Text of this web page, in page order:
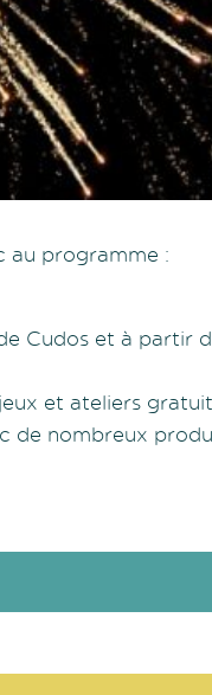
au programme :
Cudos et à partir
et ateliers
de nombreux